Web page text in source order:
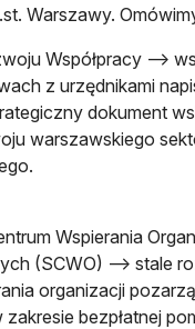
Warszawy.
Współpracy –>
z urzędnikami
dokument
warszawskiego
Wspierania
(SCWO) –> stale
organizacji
bezpłatnej